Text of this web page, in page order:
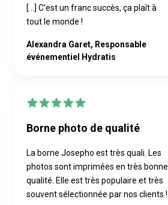
[...] C’est un franc succès, ça plaît à
tout le monde !
Alexandra Garet, Responsable
événementiel Hydratis
Borne photo de qualité
La borne Josepho est très quali. Les
photos sont imprimées en très bonne
qualité. Elle est très populaire et très
souvent sélectionnée par nos clients !